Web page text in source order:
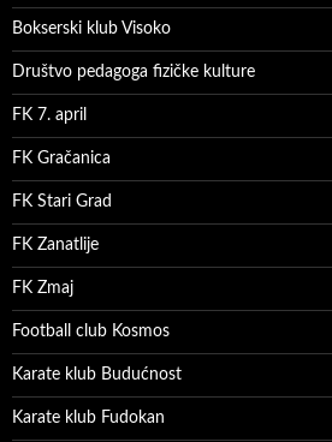
Bokserski klub Visoko
Društvo pedagoga fizičke kulture
FK 7. april
FK Gračanica
FK Stari Grad
FK Zanatlije
FK Zmaj
Football club Kosmos
Karate klub Budućnost
Karate klub Fudokan